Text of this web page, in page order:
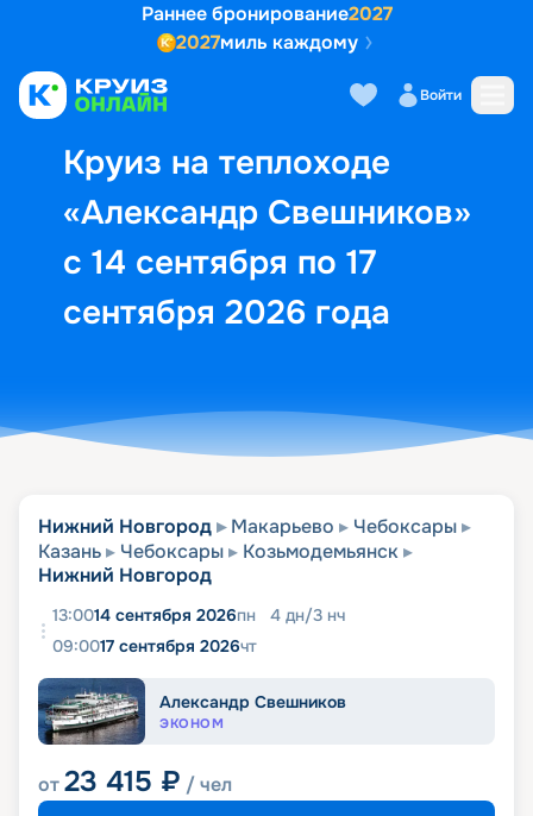
Раннее бронирование2027
2027миль каждому
Войти
Круиз на теплоходе
«Александр Свешников»
с 14 сентября по 17
сентября 2026 года
Выбор кают Маршрут и
Нижний Новгород Макарьево
Чебоксары
Казань
Чебоксары
Козьмодемьянск
Нижний Новгород
13:0014 сентября 2026пн 4 дн/3 нч
09:0017 сентября 2026чт
Александр Свешников
ЭКОНОМ
от23 415 ₽ / чел